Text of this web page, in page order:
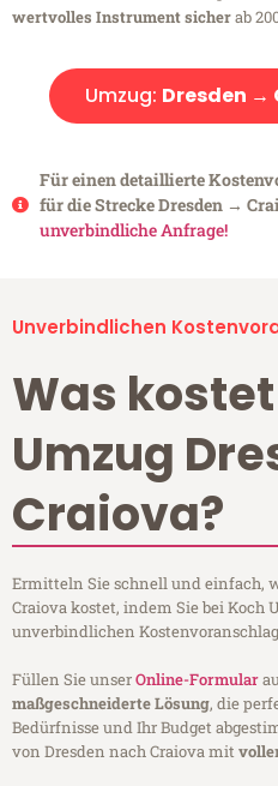
wertvolles Instrument sicherab
Umzug: Dresden →
Für einen detaillierte
für die Strecke Dresden →
unverbindliche Anfrage!
Unverbindlichen
Was
Umzug
Craiova?
Ermitteln Sie schnell und einfach,
Craiova kostet, indem Sie bei Koch
unverbindlichen
Füllen Sie unserOnline-Formular
maßgeschneiderte Lösung, die
Bedürfnisse und Ihr Budget
von Dresden nach Craiova mit